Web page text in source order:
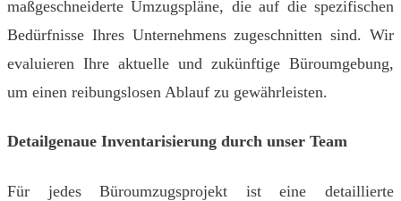
maßgeschneiderte Umzugspläne, die auf die spezifischen
Bedürfnisse Ihres Unternehmens zugeschnitten sind. Wir
evaluieren Ihre aktuelle und zukünftige Büroumgebung,
um einen reibungslosen Ablauf zu gewährleisten.
Detailgenaue Inventarisierung durch unser Team
Für jedes Büroumzugsprojekt ist eine detaillierte